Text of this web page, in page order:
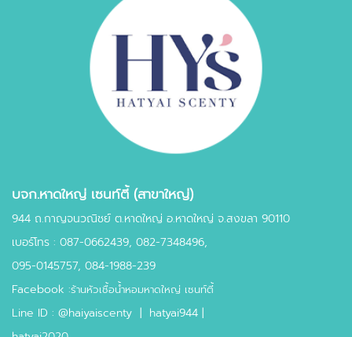
บจก.หาดใหญ่ เซนท์ตี้ (สาขาใหญ่)
944 ถ.กาญจนวณิชย์ ต.หาดใหญ่ อ.หาดใหญ่ จ.สงขลา 90110
เบอร์โทร : 087-0662439, 082-7348496,
095-0145757, 084-1988-239
Facebook :ร้านหัวเชื้อน้ำหอมหาดใหญ่ เซนท์ตี้
Line ID : @haiyaiscenty | hatyai944 |